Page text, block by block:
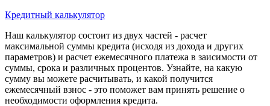
Кредитный калькулятор
Наш калькулятор состоит из двух частей - расчет
максимальной суммы кредита (исходя из дохода и других
параметров) и расчет ежемесячного платежа в заисимости от
суммы, срока и различных процентов. Узнайте, на какую
сумму вы можете расчитывать, и какой получится
ежемесячный взнос - это поможет вам принять решение о
необходимости оформления кредита.